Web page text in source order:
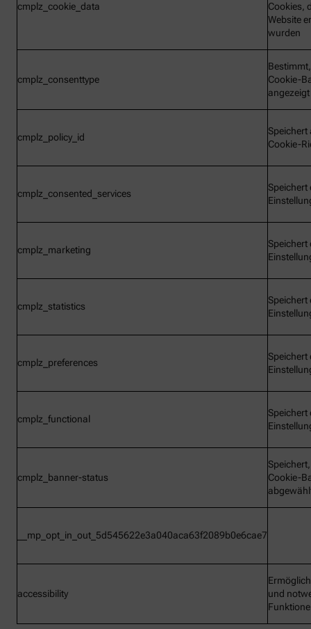
cmplz_cookie_data
Cookies,
Website
wurden
cmplz_consenttype
Cookie-
cmplz_policy_id
Speichert
Cookie-
cmplz_consented_services
Speichert
cmplz_marketing
Speichert
cmplz_statistics
Speichert
cmplz_preferences
Speichert
cmplz_functional
Speichert
cmplz_banner-status
Cookie-
__mp_opt_in_out_5d545622e3a040aca63f2089b0e6cae7
accessibility
und